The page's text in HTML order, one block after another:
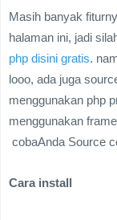
Masih banyak
halaman ini, jadi
php disini gratis.
looo, ada juga
menggunakan php
menggunakan
cobaAnda Source
Cara install